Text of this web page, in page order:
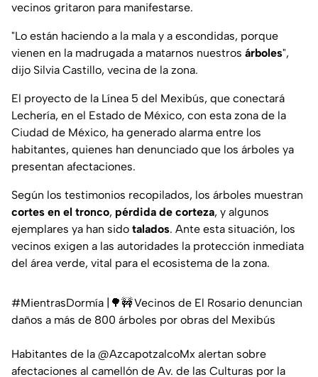
vecinos gritaron para manifestarse.
"Lo están haciendo a la mala y a escondidas, porque
vienen en la madrugada a matarnos nuestros árboles",
dijo Silvia Castillo, vecina de la zona.
El proyecto de la Línea 5 del Mexibús, que conectará
Lechería, en el Estado de México, con esta zona de la
Ciudad de México, ha generado alarma entre los
habitantes, quienes han denunciado que los árboles ya
presentan afectaciones.
Según los testimonios recopilados, los árboles muestran
cortes en el tronco, pérdida de corteza, y algunos
ejemplares ya han sido talados. Ante esta situación, los
vecinos exigen a las autoridades la protección inmediata
del área verde, vital para el ecosistema de la zona.
#MientrasDormía |🌳🚧 Vecinos de El Rosario denuncian
daños a más de 800 árboles por obras del Mexibús
Habitantes de la @AzcapotzalcoMx alertan sobre
afectaciones al camellón de Av. de las Culturas por la